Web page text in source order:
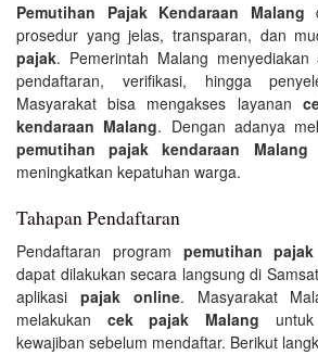
Pemutihan Pajak Kendaraan Malang
prosedur yang jelas, transparan, dan
pajak. Pemerintah Malang
pendaftaran, verifikasi, hingga
Masyarakat bisa mengakses layanan
kendaraan Malang. Dengan adanya
pemutihan pajak kendaraan Malang
meningkatkan kepatuhan warga.
Tahapan Pendaftaran
Pendaftaran program pemutihan
dapat dilakukan secara langsung di
aplikasi pajak online. Masyarakat
melakukan cek pajak Malang
kewajiban sebelum mendaftar. Berikut